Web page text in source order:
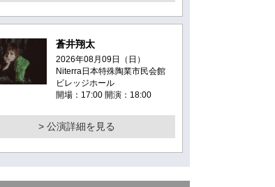
蒼井翔太
2026年08月09日（日）
Niterra日本特殊陶業市民会館
ビレッジホール
開場：17:00 開演：18:00
> 公演詳細を見る